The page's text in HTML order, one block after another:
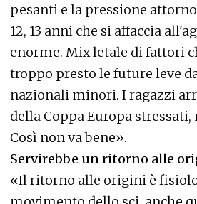
pesanti e la pressione
12, 13 anni che si affaccia
enorme. Mix letale di fattori
troppo presto le future leve
nazionali minori. I ragazzi
della Coppa Europa
Così non va bene».
Servirebbe un ritorno alle
«Il ritorno alle origini è